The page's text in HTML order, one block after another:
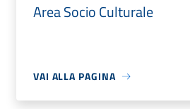
Area Socio Culturale
VAI ALLA PAGINA